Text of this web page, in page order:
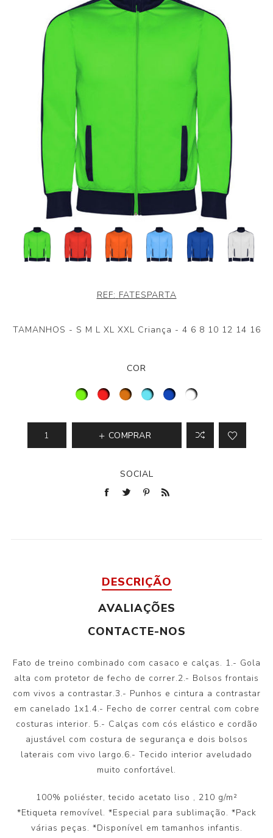
REF: FATESPARTA
TAMANHOS - S M L XL XXL Criança - 4 6 8 10 12 14 16
COR
COMPRAR
SOCIAL
DESCRIÇÃO
AVALIAÇÕES
CONTACTE-NOS
Fato de treino combinado com casaco e calças. 1.- Gola
alta com protetor de fecho de correr.2.- Bolsos frontais
com vivos a contrastar.3.- Punhos e cintura a contrastar
em canelado 1x1.4.- Fecho de correr central com cobre
costuras interior. 5.- Calças com cós elástico e cordão
ajustável com costura de segurança e dois bolsos
laterais com vivo largo.6.- Tecido interior aveludado
muito confortável.
100% poliéster, tecido acetato liso , 210 g/m²
*Etiqueta removível. *Especial para sublimação. *Pack
várias peças. *Disponível em tamanhos infantis.